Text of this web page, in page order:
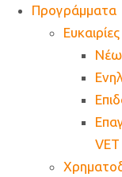
Προγράμματα
VET